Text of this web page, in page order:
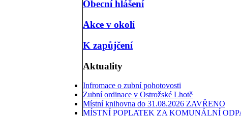
Obecní hlášení
Akce v okolí
K zapůjčení
Aktuality
Infromace o zubní pohotovosti
Zubní ordinace v Ostrožské Lhotě
Místní knihovna do 31.08.2026 ZAVŘENO
MÍSTNÍ POPLATEK ZA KOMUNÁLNÍ